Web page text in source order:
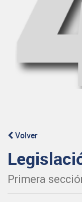
Volver
Primera